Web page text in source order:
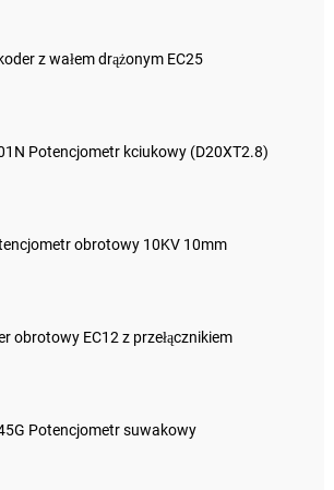
z wałem drążonym EC25
Potencjometr kciukowy (D20XT2.8)
obrotowy 10KV 10mm
obrotowy EC12 z przełącznikiem
Potencjometr suwakowy